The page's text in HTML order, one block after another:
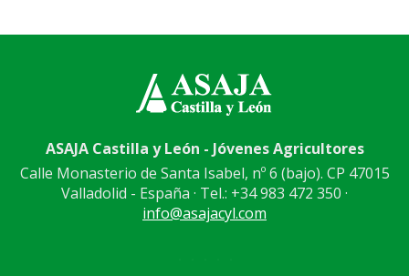
ASAJA Castilla y León - Jóvenes Agricultores
Calle Monasterio de Santa Isabel, nº 6 (bajo). CP 47015
Valladolid - España · Tel.: +34 983 472 350 ·
info@asajacyl.com